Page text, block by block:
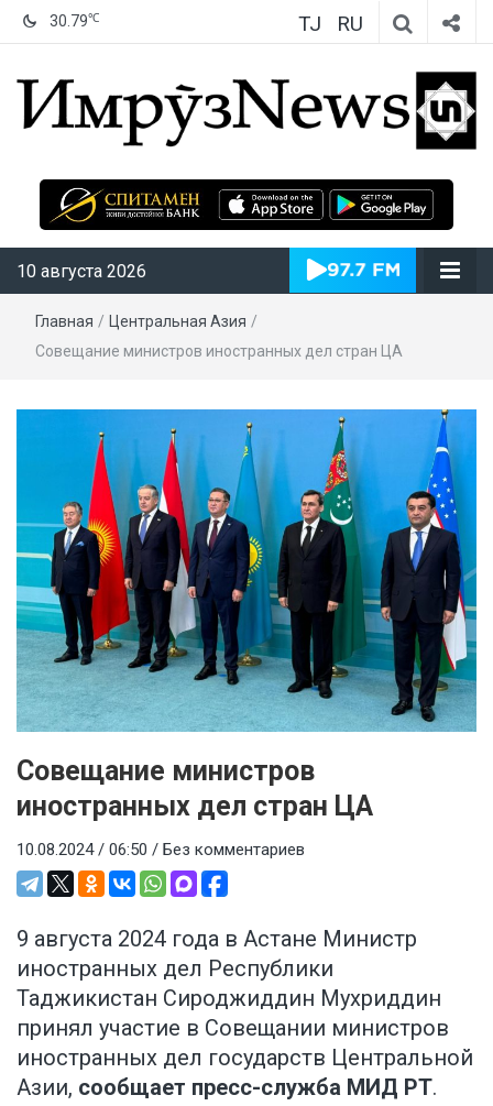
30.79℃ TJ RU
ИмрӯзNews
10 августа 2026
Главная / Центральная Азия /
Совещание министров иностранных дел стран ЦА
Совещание министров
иностранных дел стран ЦА
10.08.2024 / 06:50 / Без комментариев
9 августа 2024 года в Астане Министр
иностранных дел Республики
Таджикистан Сироджиддин Мухриддин
принял участие в Совещании министров
иностранных дел государств Центральной
Азии, сообщает пресс-служба МИД РТ.